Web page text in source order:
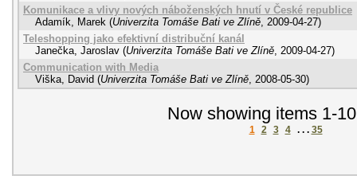
Komunikace a vlivy nových náboženských hnutí v České republice
Adamík, Marek (Univerzita Tomáše Bati ve Zlíně 2009-04-27)
Teleshopping jako efektivní distribuční kanál
Janečka, Jaroslav (Univerzita Tomáše Bati ve Zlíně 2009-04-27)
Communication with Media
Viška, David (Univerzita Tomáše Bati ve Zlíně 2008-05-30)
Now showing items 1-
1 2 3 4 . . . 35